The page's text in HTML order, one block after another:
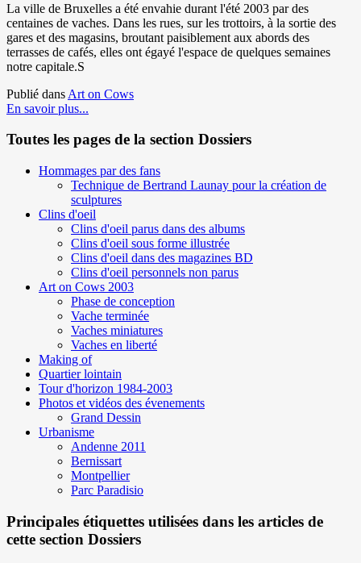
La ville de Bruxelles a été envahie durant l'été 2003 par des
centaines de vaches. Dans les rues, sur les trottoirs, à la sortie des
gares et des magasins, broutant paisiblement aux abords des
terrasses de cafés, elles ont égayé l'espace de quelques semaines
notre capitale.S
Publié dans Art on Cows
En savoir plus...
Toutes les pages de la section Dossiers
Hommages par des fans
Technique de Bertrand Launay pour la création de
sculptures
Clins d'oeil
Clins d'oeil parus dans des albums
Clins d'oeil sous forme illustrée
Clins d'oeil dans des magazines BD
Clins d'oeil personnels non parus
Art on Cows 2003
Phase de conception
Vache terminée
Vaches miniatures
Vaches en liberté
Making of
Quartier lointain
Tour d'horizon 1984-2003
Photos et vidéos des évenements
Grand Dessin
Urbanisme
Andenne 2011
Bernissart
Montpellier
Parc Paradisio
Principales étiquettes utilisées dans les articles de
cette section Dossiers